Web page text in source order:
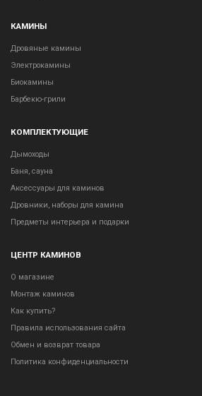
КАМИНЫ
Дровяные камины
Электрокамины
Биокамины
Барбекю-грили
КОМПЛЕКТУЮЩИЕ
Дымоходы
Баня, сауна
Аксессуары для каминов
Дровники, наборы для камина
Предметы интерьера и подарки
ЦЕНТР КАМИНОВ
О магазине
Монтаж каминов
Как купить?
Правила использования сайта
Обмен и возврат товара
Политика конфиденциальности